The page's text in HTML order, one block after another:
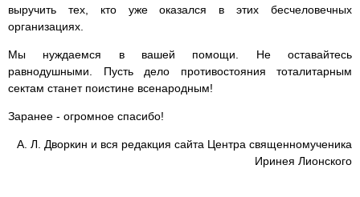
выручить тех, кто уже оказался в этих бесчеловечных
организациях.
Мы нуждаемся в вашей помощи. Не оставайтесь
равнодушными. Пусть дело противостояния тоталитарным
сектам станет поистине всенародным!
Заранее - огромное спасибо!
А. Л. Дворкин и вся редакция сайта Центра священномученика
Иринея Лионского